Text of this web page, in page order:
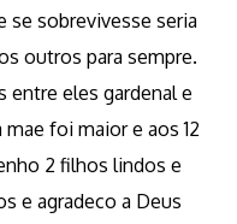
se sobrevivesse seria
outros para sempre.
entre eles gardenal e
foi maior e aos 12
2 filhos lindos e
e agradeco a Deus